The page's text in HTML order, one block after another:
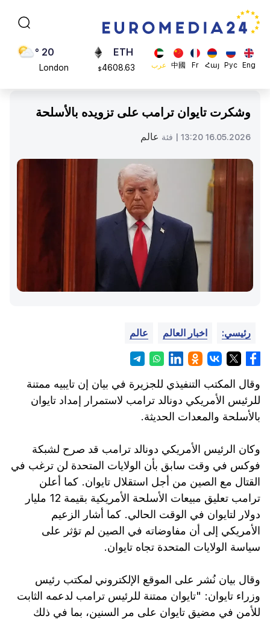
Eng
Рус
Հայ
Fr
中國 عرب
ADA
0.868816
ETH
$4608.63
20 °
London
23 °
Rome
وشكرت تايوان ترامب على تزويده بالأسلحة
16.05.2026 13:20 | فئة عالم
رئيسي: اخبار العالم عالم
وقال المكتب التنفيذي للجزيرة في بيان إن تايبيه ممتنة
للرئيس الأمريكي دونالد ترامب لاستمرار إمداد تايوان
بالأسلحة والمعدات الحديثة.
وكان الرئيس الأمريكي دونالد ترامب قد صرح لشبكة
فوكس في وقت سابق بأن الولايات المتحدة لن ترغب في
القتال مع الصين من أجل استقلال تايوان. كما أعلن
ترامب تعليق مبيعات الأسلحة الأمريكية بقيمة 12 مليار
دولار لتايوان في الوقت الحالي. كما أشار الزعيم
الأمريكي إلى أن مفاوضاته في الصين لم تؤثر على
سياسة الولايات المتحدة تجاه تايوان.
وقال بيان نُشر على الموقع الإلكتروني لمكتب رئيس
وزراء تايوان: "تايوان ممتنة للرئيس ترامب لدعمه الثابت
للأمن في مضيق تايوان على مر السنين، بما في ذلك